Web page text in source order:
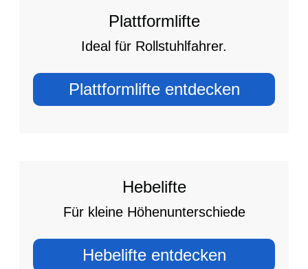
Plattformlifte
Ideal für Rollstuhlfahrer.
Plattformlifte entdecken
Hebelifte
Für kleine Höhenunterschiede
Hebelifte entdecken